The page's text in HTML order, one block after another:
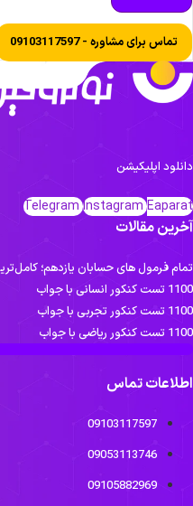
تماس برای مشاوره - 09103117597
اپلیکیشن
TelegramInstagram
مقالات
فرمول های حسابان یازدهم؛
انسانی با جواب
تجربی با جواب
ریاضی با جواب
تماس
09103117597
09053113746
09105882969